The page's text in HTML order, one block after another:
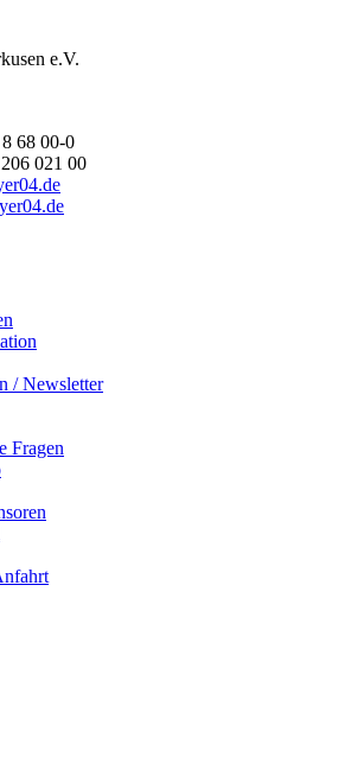
e.V.
68 00-0
021 00
/ Newsletter
Fragen